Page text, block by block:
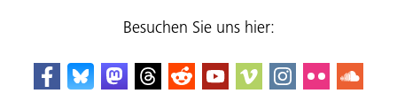
Besuchen Sie uns hier: